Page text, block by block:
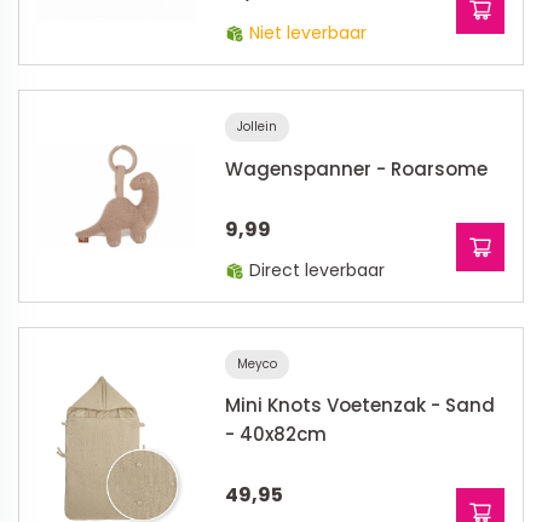
Niet leverbaar
Jollein
Wagenspanner - Roarsome
9,99
Direct leverbaar
Meyco
Mini Knots Voetenzak - Sand
- 40x82cm
49,95